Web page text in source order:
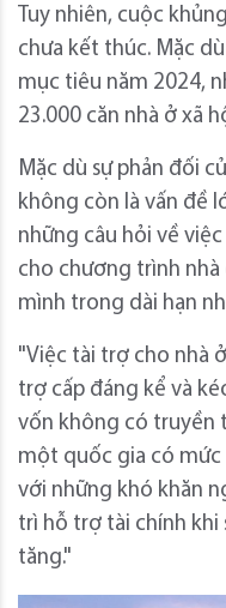
Tuy nhiên, cuộc
chưa kết thúc. Mặc
mục tiêu năm 2024,
23.000 căn nhà ở xã
Mặc dù sự phản đối
không còn là vấn đề
những câu hỏi về
cho chương trình
mình trong dài hạn
"Việc tài trợ cho nhà
trợ cấp đáng kể và
vốn không có truyền
một quốc gia có
với những khó khăn
trì hỗ trợ tài chính khi
tăng."